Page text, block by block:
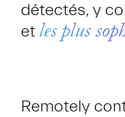
détectés, y
et les plus
Remotely